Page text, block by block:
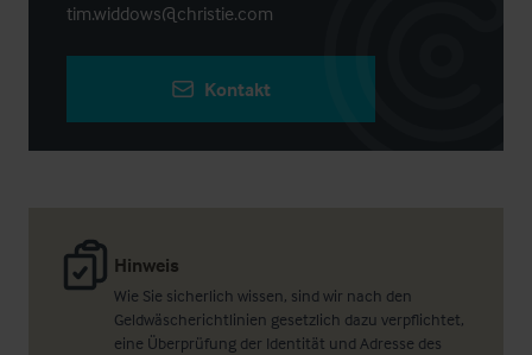
Hinweis
Wie Sie sicherlich wissen, sind wir nach den
Geldwäscherichtlinien gesetzlich dazu verpflichtet,
eine Überprüfung der Identität und Adresse des
tim.widdows@christie.com
Kontakt